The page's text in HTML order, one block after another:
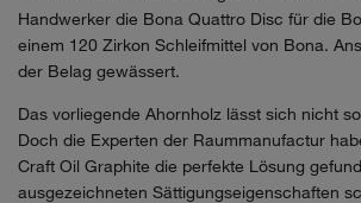
Handwerker die Bona Quattro Disc für die
einem 120 Zirkon Schleifmittel von Bona.
der Belag gewässert.
Das vorliegende Ahornholz lässt sich nicht
Doch die Experten der Raummanufactur
Craft Oil Graphite die perfekte Lösung
ausgezeichneten Sättigungseigenschaften